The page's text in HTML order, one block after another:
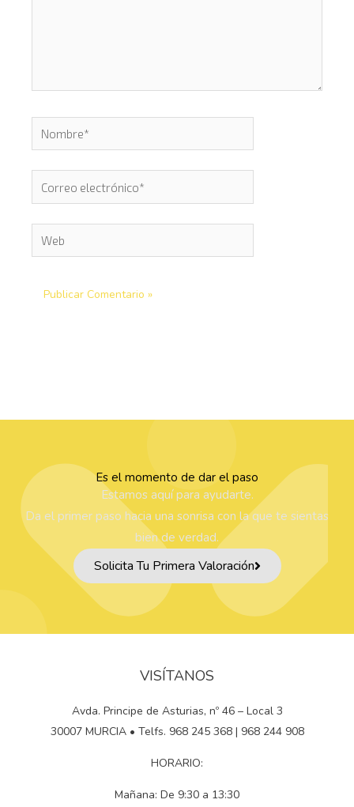
Nombre*
Correo
electrónico*
Web
Es el momento de dar el paso
Estamos aquí para ayudarte.
Da el primer paso hacia una sonrisa con la que te sientas
bien de verdad.
Solicita Tu Primera Valoración
VISÍTANOS
Avda. Principe de Asturias, nº 46 – Local 3
30007 MURCIA • Telfs. 968 245 368 | 968 244 908
HORARIO:
Mañana: De 9:30 a 13:30